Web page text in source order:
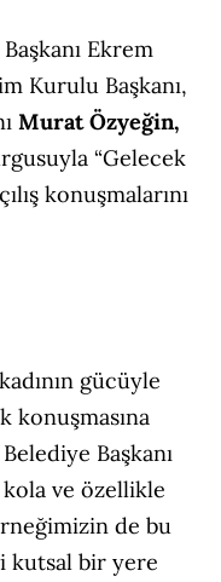
Ekrem
Kurulu Başkanı,
Murat Özyeğin,
“Gelecek
konuşmalarını
gücüyle
konuşmasına
Başkanı
ve özellikle
de bu
kutsal bir yere